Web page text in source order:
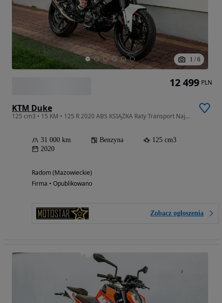
1 / 6
KTM Duke
125 cm3 • 15 KM • 125 R 2020 ABS KSIĄŻKA Raty Transport Największy Wybór Moto 125 W PL
31 000 km Benzyna
125 cm3
2020
Radom (Mazowieckie)
Firma • Opublikowano
Zobacz ogłoszenia
12 499 PLN